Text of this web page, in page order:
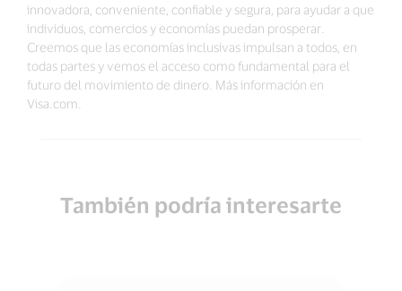
innovadora, conveniente, confiable y segura, para ayudar a que
individuos, comercios y economías puedan prosperar.
Creemos que las economías inclusivas impulsan a todos, en
todas partes y vemos el acceso como fundamental para el
futuro del movimiento de dinero. Más información en
Visa.com.
También podría interesarte